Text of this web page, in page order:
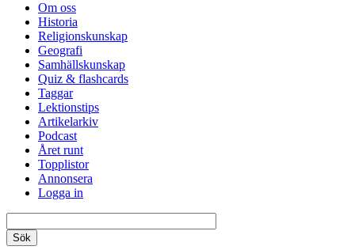
Om oss
Historia
Religionskunskap
Geografi
Samhällskunskap
Quiz & flashcards
Taggar
Lektionstips
Artikelarkiv
Podcast
Året runt
Topplistor
Annonsera
Logga in